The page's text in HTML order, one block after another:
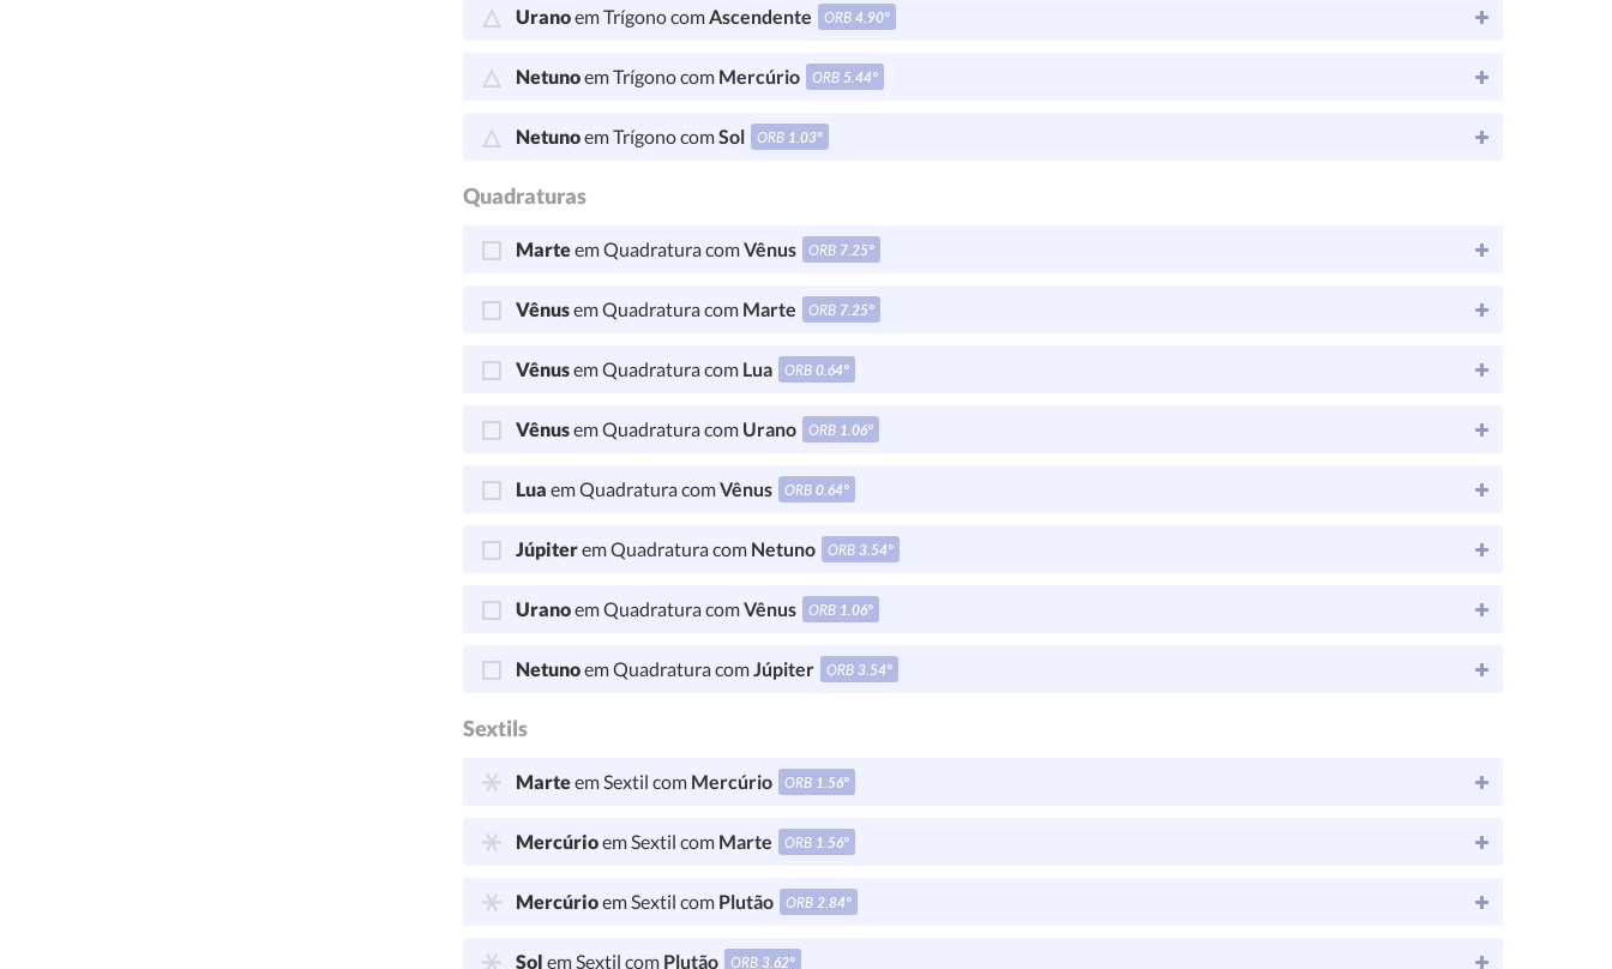
Uranoem Trígono comAscendente ORB4.90°
Netunoem Trígono com Mercúrio ORB 5.44°
Netunoem Trígono comSol ORB 1.03°
Quadraturas
Marteem Quadratura comVênus ORB 7.25°
Vênusem Quadratura com Marte ORB 7.25°
Vênusem Quadratura com Lua ORB0.64°
Vênusem Quadratura com Urano ORB 1.06°
Lua em Quadratura comVênus ORB0.64°
Júpiterem Quadratura com Netuno ORB3.54°
Uranoem Quadratura comVênus ORB 1.06°
Netunoem Quadratura comJúpiter ORB3.54°
Sextils
Marteem Sextil com Mercúrio ORB 1.56°
Mercúrioem Sextil com Marte ORB 1.56°
Mercúrioem Sextil com Plutão ORB2.84°
Sol em Sextil com Plutão ORB3.62°